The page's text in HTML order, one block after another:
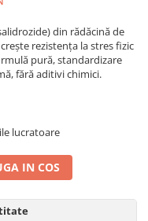
din rădăcină de
rezistența la stres fizic
pură, standardizare
fără aditivi chimici.
lucratoare
IN COS